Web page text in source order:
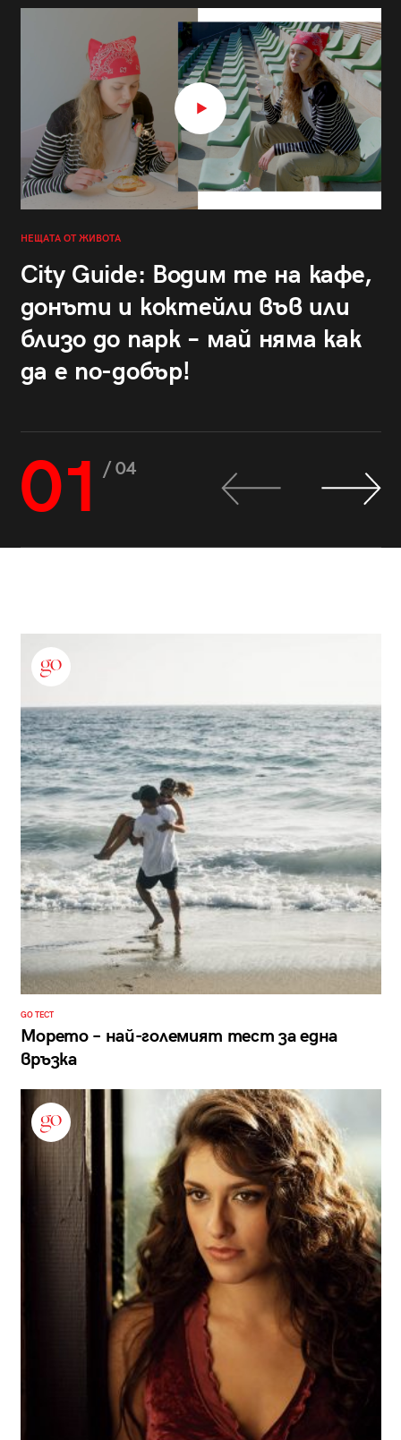
НЕЩАТА ОТ ЖИВОТА
City Guide: Водим те на кафе,
донъти и коктейли във или
близо до парк – май няма как
да е по-добър!
01 / 04
GO ТЕСТ
Морето – най-големият тест за една
връзка